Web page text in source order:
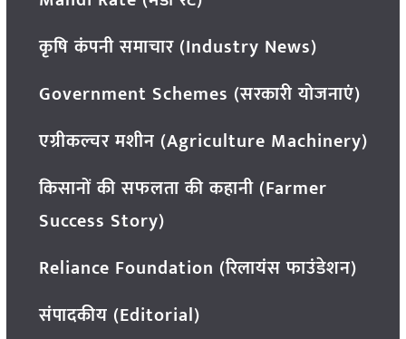
कृषि कंपनी समाचार (Industry News)
Government Schemes (सरकारी योजनाएं)
एग्रीकल्चर मशीन (Agriculture Machinery)
किसानों की सफलता की कहानी (Farmer
Success Story)
Reliance Foundation (रिलायंस फाउंडेशन)
संपादकीय (Editorial)